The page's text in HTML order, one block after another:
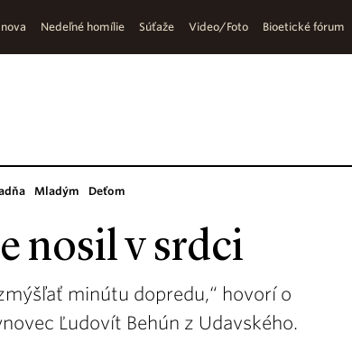
Nedeľné homílie Súťaže Video/Foto Bioetické fórum
Mladým Deťom
nosil v srdci
minútu dopredu,“ hovorí o
Ľudovít Behún z Udavského.